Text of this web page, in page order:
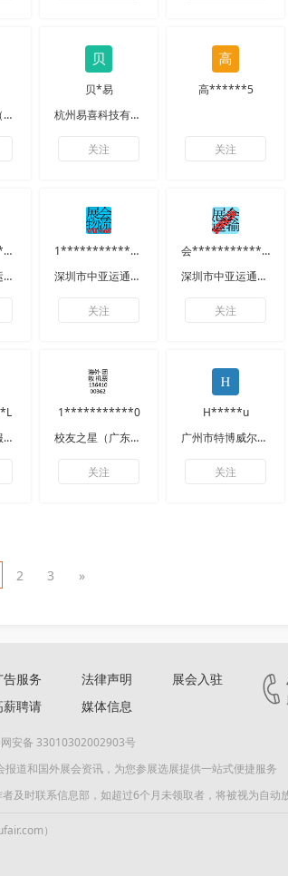
振汇电子科技（东莞）有限公司
贝*易
杭州易喜科技有限公司
关注
高******5
关注
1*************何
深圳市中展货运代理有限公司
1***************流
深圳市中亚运通展览服务有限公司
关注
会*************输
深圳市中亚运通展览服务有限公司
关注
河北企航商务服务有限公司
1***********0
校友之星（广东）国际旅行社有限公司
关注
H*****u
广州市特博威尔餐具有限公司
关注
2 3 »
告服务
薪聘请
法律声明
媒体信息
展会入驻
安备 33010302002903号
道和国外展会资讯，为您参展选展提供一站式便捷服务
及时联系信息部，如超过6个月未领取者，将被视为自
）